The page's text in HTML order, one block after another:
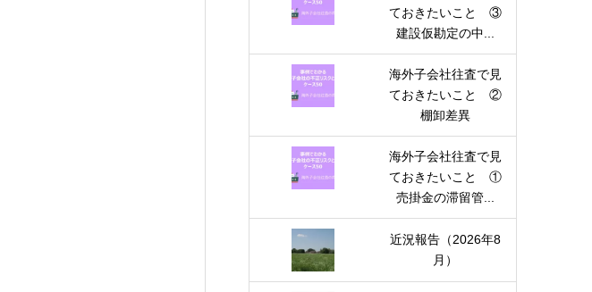
ておきたいこと ③
建設仮勘定の中...
海外子会社往査で見
ておきたいこと ②
棚卸差異
海外子会社往査で見
ておきたいこと ①
売掛金の滞留管...
近況報告（2026年8
月）